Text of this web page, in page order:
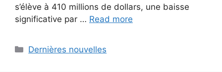
s’élève à 410 millions de dollars, une baisse
significative par … Read more
Categories
Dernières nouvelles